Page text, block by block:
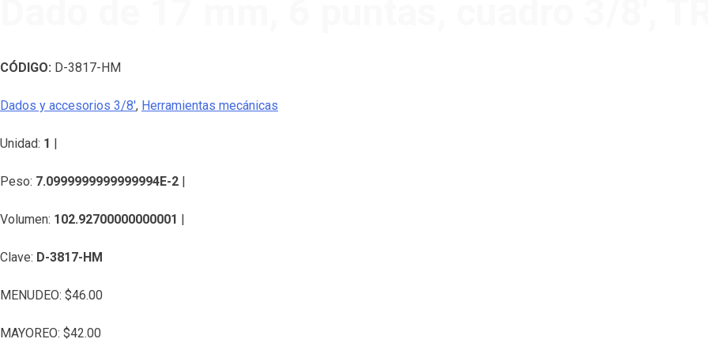
CÓDIGO: D-3817-HM
Dados y accesorios 3/8', Herramientas mecánicas
Unidad: 1
Peso: 7.0999999999999994E-2
Volumen: 102.92700000000001
Clave: D-3817-HM
MENUDEO: $46.00
MAYOREO: $42.00